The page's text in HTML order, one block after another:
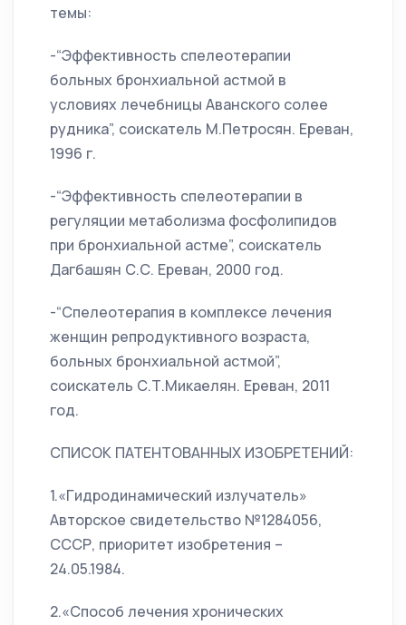
темы:
-“Эффективность спелеотерапии
больных бронхиальной астмой в
условиях лечебницы Аванского солее
рудника”, соискатель М.Петросян. Ереван,
1996 г.
-“Эффективность спелеотерапии в
регуляции метаболизма фосфолипидов
при бронхиальной астме”, соискатель
Дагбашян С.С. Ереван, 2000 год.
-“Спелеотерапия в комплексе лечения
женщин репродуктивного возраста,
больных бронхиальной астмой”,
соискатель С.Т.Микаелян. Ереван, 2011
год.
СПИСОК ПАТЕНТОВАННЫХ ИЗОБРЕТЕНИЙ:
1.«Гидродинамический излучатель»
Авторское свидетельство №1284056,
СССР, приоритет изобретения –
24.05.1984.
2.«Способ лечения хронических